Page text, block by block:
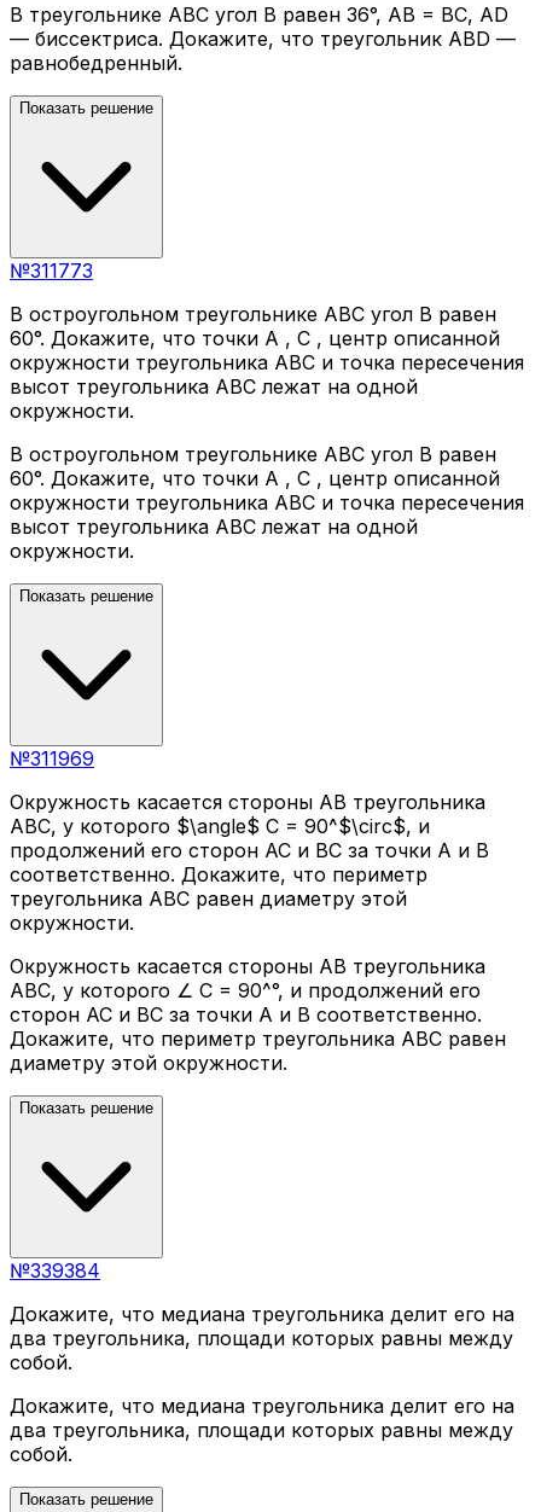
В треугольнике ABC угол B равен 36°, AB = BC, AD
— биссектриса. Докажите, что треугольник ABD —
равнобедренный.
Показать решение
№311773
В остроугольном треугольнике ABC угол B равен
60°. Докажите, что точки A , C , центр описанной
окружности треугольника ABC и точка пересечения
высот треугольника ABC лежат на одной
окружности.
В остроугольном треугольнике ABC угол B равен
60°. Докажите, что точки A , C , центр описанной
окружности треугольника ABC и точка пересечения
высот треугольника ABC лежат на одной
окружности.
Показать решение
№311969
Окружность касается стороны AB треугольника
ABC, у которого $\angle$ C = 90^$\circ$, и
продолжений его сторон AC и BC за точки A и B
соответственно. Докажите, что периметр
треугольника ABC равен диаметру этой
окружности.
Окружность касается стороны AB треугольника
ABC, у которого ∠ C = 90^°, и продолжений его
сторон AC и BC за точки A и B соответственно.
Докажите, что периметр треугольника ABC равен
диаметру этой окружности.
Показать решение
№339384
Докажите, что медиана треугольника делит его на
два треугольника, площади которых равны между
собой.
Докажите, что медиана треугольника делит его на
два треугольника, площади которых равны между
собой.
Показать решение